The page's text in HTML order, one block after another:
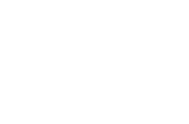
ます。臭いや癖もなく、一